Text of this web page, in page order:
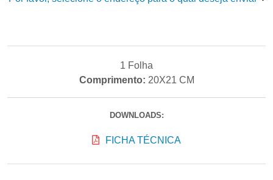
1 Folha
Comprimento: 20X21 CM
DOWNLOADS:
FICHA TÉCNICA